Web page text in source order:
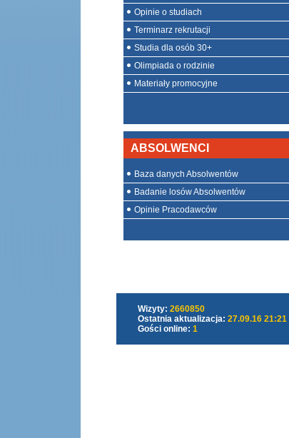
Opinie o studiach
Terminarz rekrutacji
Studia dla osób 30+
Olimpiada o rodzinie
Materiały promocyjne
ABSOLWENCI
Baza danych Absolwentów
Badanie losów Absolwentów
Opinie Pracodawców
Wizyty: 2660850
Ostatnia aktualizacja: 27.09.16 21:21
Gości online: 1